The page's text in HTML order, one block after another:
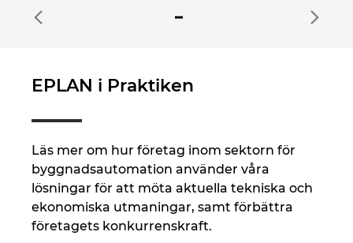
EPLAN i Praktiken
Läs mer om hur företag inom sektorn för
byggnadsautomation använder våra
lösningar för att möta aktuella tekniska och
ekonomiska utmaningar, samt förbättra
företagets konkurrenskraft.